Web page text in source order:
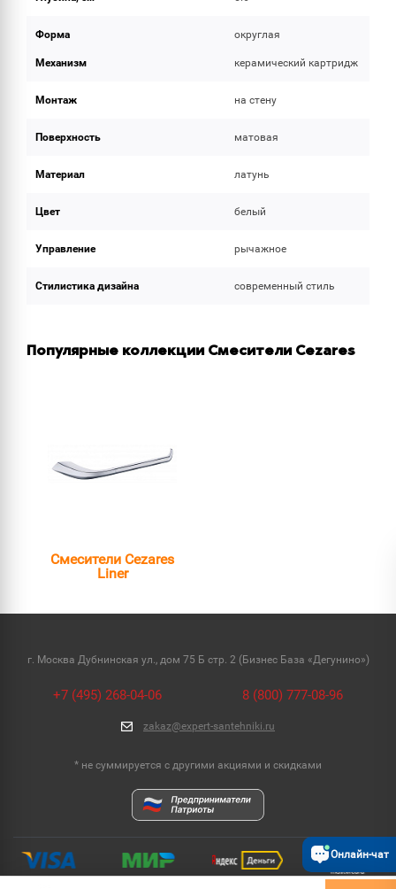
Форма округлая
Механизм керамический картридж
Монтаж на стену
Поверхность матовая
Материал латунь
Цвет белый
Управление рычажное
Стилистика дизайна современный стиль
Популярные коллекции Смесители Cezares
Смесители Cezares
Liner
г. Москва Дубнинская ул., дом 75 Б стр. 2 (Бизнес База «Дегунино»)
+7 (495) 268-04-06 8 (800) 777-08-96
zakaz@expert-santehniki.ru
* не суммируется с другими акциями и скидками
Онлайн-чат